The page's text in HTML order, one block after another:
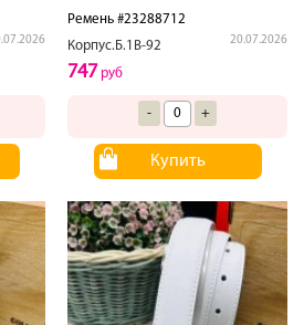
Ремень #23288712
Корпус.Б.1В-92
20.07.2026
747 руб
- +
Купить